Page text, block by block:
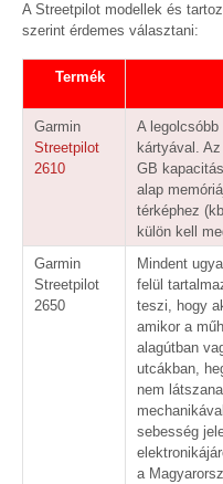
A Streetpilot modellek és
szerint érdemes választani:
Termék
Garmin
Streetpilot
2610
A
kártyával.
GB
alap
térképhez
külön kell
Garmin
Streetpilot
2650
Mindent
felül
teszi, hogy
amikor a
alagútban
utcákban,
nem
sebesség
a